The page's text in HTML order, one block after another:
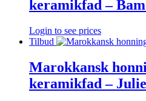
keramikfad –
Login to see prices
Tilbud
Marokkansk
keramikfad –